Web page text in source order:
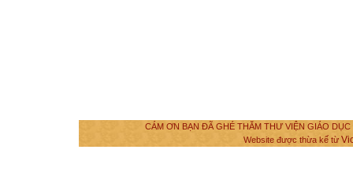
CÁM ƠN BẠN ĐÃ GHÉ THĂM THƯ VIỆN GIÁO
Website được thừa kế từ